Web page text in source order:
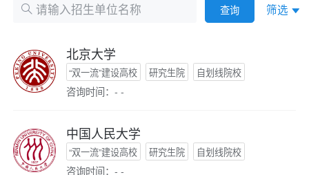
查询 筛选
北京大学
“双一流”建设高校 研究生院 自划线院校
咨询时间：- -
中国人民大学
“双一流”建设高校 研究生院 自划线院校
咨询时间：- -